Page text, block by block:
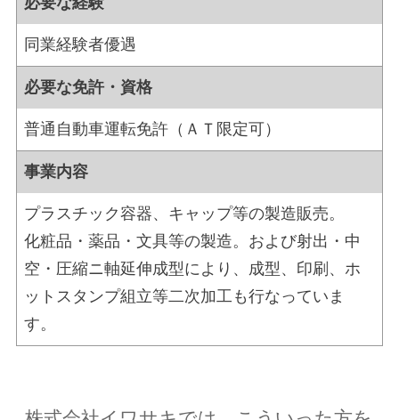
同業経験者優遇
必要な免許・資格
普通自動車運転免許（ＡＴ限定可）
事業内容
プラスチック容器、キャップ等の製造販売。
化粧品・薬品・文具等の製造。および射出・中
空・圧縮ニ軸延伸成型により、成型、印刷、ホ
ットスタンプ組立等二次加工も行なっていま
す。